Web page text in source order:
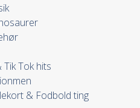
Tik Tok hits
& Fodbold ting